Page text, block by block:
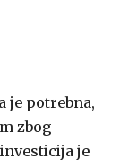
je potrebna,
zbog
je